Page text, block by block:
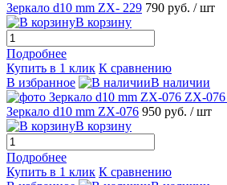
Зеркало d10 mm ZX- 229 790 руб. / шт
В корзину
Подробнее
Купить в 1 клик К сравнению
В избранное
В наличии
Зеркало d10 mm ZX-076 950 руб. / шт
В корзину
Подробнее
Купить в 1 клик К сравнению